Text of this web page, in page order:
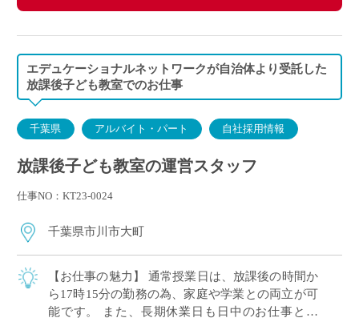
エデュケーショナルネットワークが自治体より受託した
放課後子ども教室でのお仕事
千葉県 アルバイト・パート 自社採用情報
放課後子ども教室の運営スタッフ
仕事NO：KT23-0024
千葉県市川市大町
【お仕事の魅力】 通常授業日は、放課後の時間か
ら17時15分の勤務の為、家庭や学業との両立が可
能です。 また、長期休業日も日中のお仕事とな